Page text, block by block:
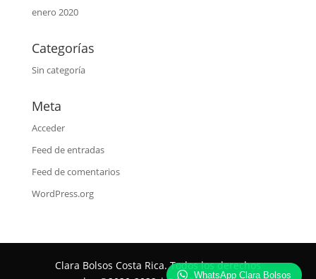
enero 2020
Categorías
Sin categoría
Meta
Acceder
Feed de entradas
Feed de comentarios
WordPress.org
Clara Bolsos Costa Rica. Todos los derechos
WhatsApp Clara Bolsos